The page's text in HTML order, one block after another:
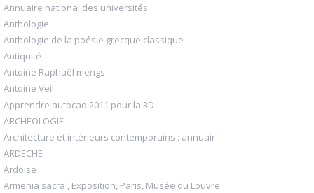
Annuaire national des universités
Anthologie
Anthologie de la poésie grecque classique
Antiquité
Antoine Raphaël mengs
Antoine Veil
Apprendre autocad 2011 pour la 3D
ARCHEOLOGIE
Architecture et intérieurs contemporains : annuair
ARDECHE
Ardoise
Armenia sacra , Exposition, Paris, Musée du Louvre